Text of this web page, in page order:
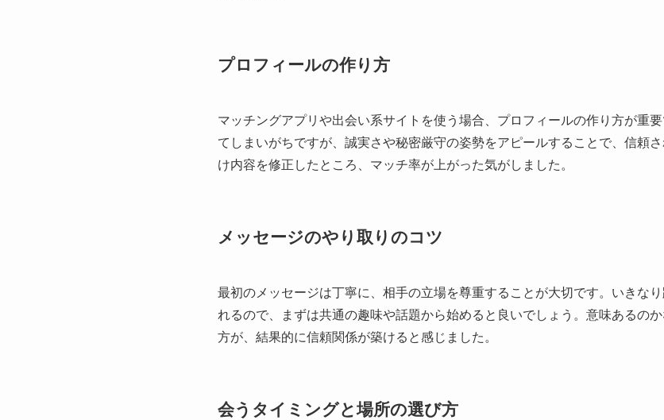
プロフィールの作り方
マッチングアプリや出会い系サイトを使う場合、プロフィールの作り方が重
てしまいがちですが、誠実さや秘密厳守の姿勢をアピールすることで、信頼
け内容を修正したところ、マッチ率が上がった気がしました。
メッセージのやり取りのコツ
最初のメッセージは丁寧に、相手の立場を尊重することが大切です。いきな
れるので、まずは共通の趣味や話題から始めると良いでしょう。意味あるの
方が、結果的に信頼関係が築けると感じました。
会うタイミングと場所の選び方